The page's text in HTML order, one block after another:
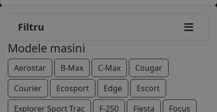
MARCA AUTO
BLOG
B2B - COLABORARE COMPANII
CONT
Filtru
Modele masini
Aerostar B-Max C-Max
Cougar
Courier
Ecosport Edge
Escort
Explorer Sport Trac
F-250 Fiesta
Focus